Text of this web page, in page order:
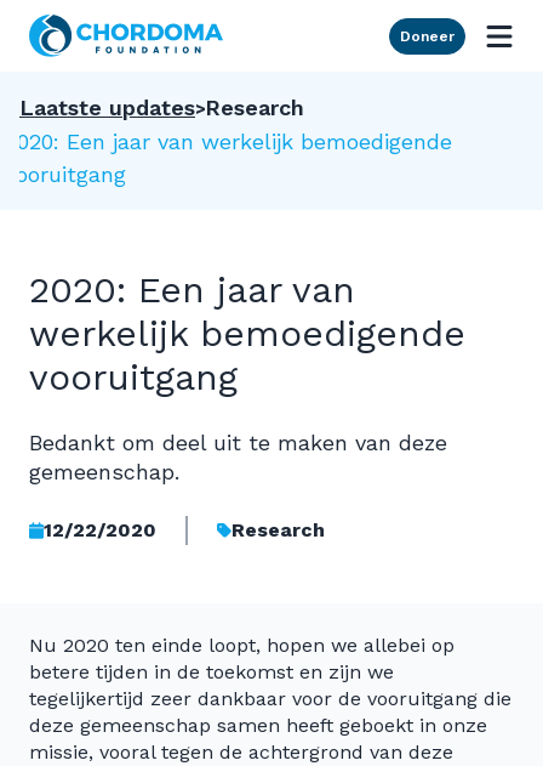
Skip to Main Content
Doneer
Laatste updates Research
2020: Een jaar van werkelijk bemoedigende
vooruitgang
2020: Een jaar van
werkelijk bemoedigende
vooruitgang
Bedankt om deel uit te maken van deze
gemeenschap.
12/22/2020 Research
Nu 2020 ten einde loopt, hopen we allebei op
betere tijden in de toekomst en zijn we
tegelijkertijd zeer dankbaar voor de vooruitgang die
deze gemeenschap samen heeft geboekt in onze
missie, vooral tegen de achtergrond van deze